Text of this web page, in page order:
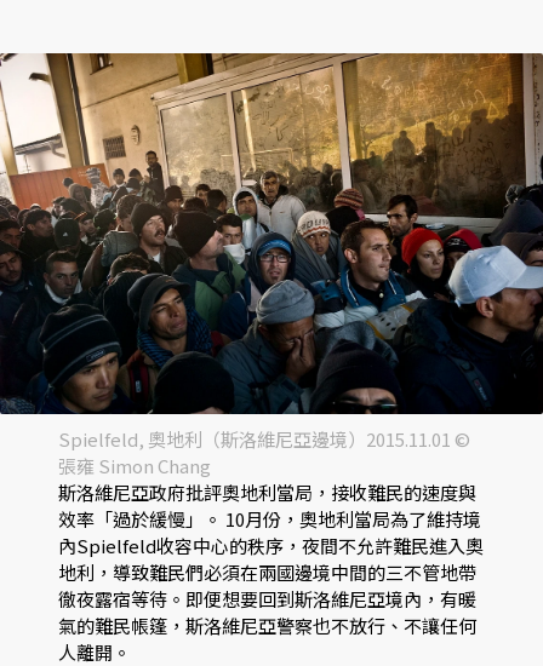
Spielfeld, 奧地利（斯洛維尼亞邊境）2015.11.01 ©
張雍 Simon Chang
斯洛維尼亞政府批評奧地利當局，接收難民的速度與
效率「過於緩慢」。 10月份，奧地利當局為了維持境
內Spielfeld收容中心的秩序，夜間不允許難民進入奧
地利，導致難民們必須在兩國邊境中間的三不管地帶
徹夜露宿等待。即便想要回到斯洛維尼亞境內，有暖
氣的難民帳篷，斯洛維尼亞警察也不放行、不讓任何
人離開。